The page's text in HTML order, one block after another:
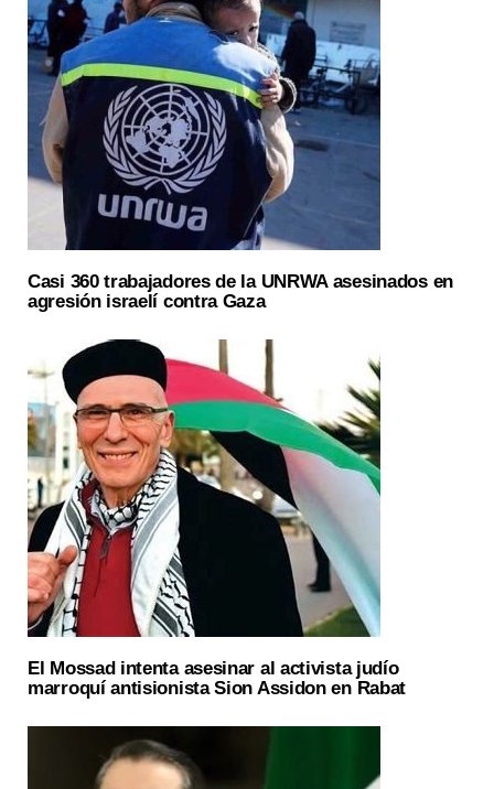
Casi 360 trabajadores de la UNRWA asesinados en
agresión israelí contra Gaza
El Mossad intenta asesinar al activista judío
marroquí antisionista Sion Assidon en Rabat